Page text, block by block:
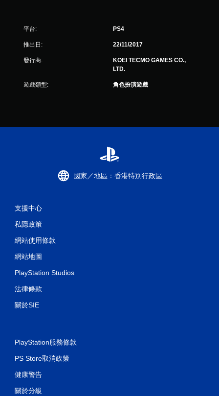
平台: PS4
推出日: 22/11/2017
發行商:
KOEI TECMO GAMES CO.,
LTD.
遊戲類型: 角色扮演遊戲
國家／地區：香港特別行政區
支援中心
私隱政策
網站使用條款
網站地圖
PlayStation Studios
法律條款
關於SIE
PlayStation服務條款
PS Store取消政策
健康警告
關於分級